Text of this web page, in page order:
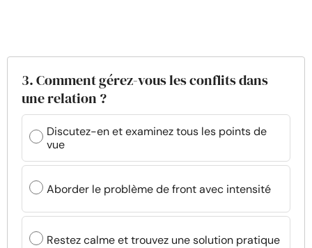
3. Comment gérez-vous les conflits dans
une relation ?
Discutez-en et examinez tous les points de
vue
Aborder le problème de front avec intensité
Restez calme et trouvez une solution pratique